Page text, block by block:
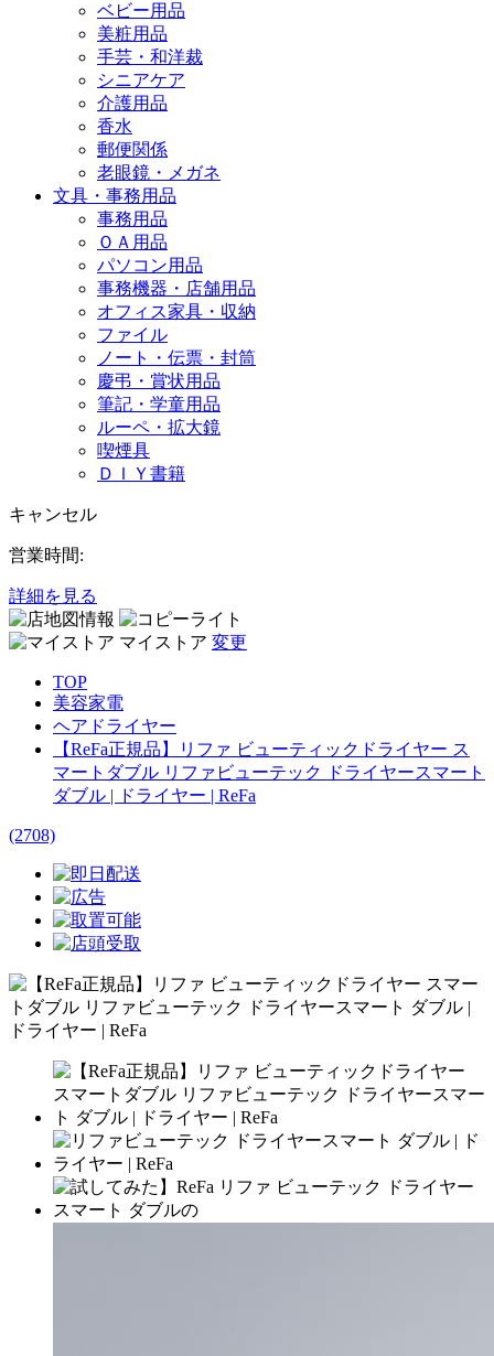
ベビー用品
美粧用品
手芸・和洋裁
シニアケア
介護用品
香水
郵便関係
老眼鏡・メガネ
文具・事務用品
事務用品
ＯＡ用品
パソコン用品
事務機器・店舗用品
オフィス家具・収納
ファイル
ノート・伝票・封筒
慶弔・賞状用品
筆記・学童用品
ルーペ・拡大鏡
喫煙具
ＤＩＹ書籍
キャンセル
営業時間:
詳細を見る
マイストア 変更
TOP
美容家電
ヘアドライヤー
【ReFa正規品】リファ ビューティックドライヤー ス
マートダブル リファビューテック ドライヤースマート
ダブル | ドライヤー | ReFa
(2708)